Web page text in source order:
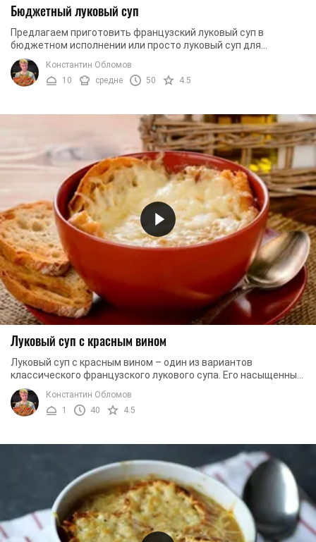
Бюджетный луковый суп
Предлагаем приготовить французский луковый суп в
бюджетном исполнении или просто луковый суп для
студентов. В студенческие годы, живя в общежитии, ...
Константин Обломов
10
средне 50 4.5
Луковый суп с красным вином
Луковый суп с красным вином – один из вариантов
классического французского лукового супа. Его насыщенный
сладковатый вкус лука отлично сочетается с ...
Константин Обломов
1
40 4.5